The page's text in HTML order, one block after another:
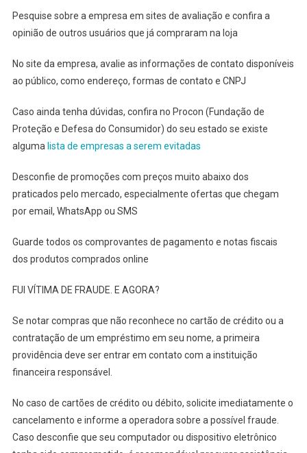
Pesquise sobre a empresa em sites de avaliação e confira a
opinião de outros usuários que já compraram na loja
No site da empresa, avalie as informações de contato disponíveis
ao público, como endereço, formas de contato e CNPJ
Caso ainda tenha dúvidas, confira no Procon (Fundação de
Proteção e Defesa do Consumidor) do seu estado se existe
alguma lista de empresas a serem evitadas
Desconfie de promoções com preços muito abaixo dos
praticados pelo mercado, especialmente ofertas que chegam
por email, WhatsApp ou SMS
Guarde todos os comprovantes de pagamento e notas fiscais
dos produtos comprados online
FUI VÍTIMA DE FRAUDE. E AGORA?
Se notar compras que não reconhece no cartão de crédito ou a
contratação de um empréstimo em seu nome, a primeira
providência deve ser entrar em contato com a instituição
financeira responsável.
No caso de cartões de crédito ou débito, solicite imediatamente o
cancelamento e informe a operadora sobre a possível fraude.
Caso desconfie que seu computador ou dispositivo eletrônico